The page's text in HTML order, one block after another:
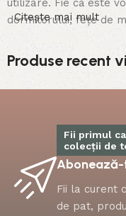
utilizare. Fie că este
dormitorului, fețe de
designul elegant cu
folosite pentru
esențial pentru noi,
să asigure
bumbac fin la lână
testate pentru a face
Citește mai mult
Produse recent
Fii primul
colecții de
Fii la curent
de pat,